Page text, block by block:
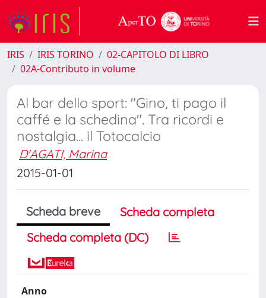
IRIS IRIS TORINO
02-CAPITOLO DI LIBRO
02A-Contributo in volume
Al bar dello sport: "Gino, ti pago il
caffé e la schedina". Tra ricordi e
nostalgia... il Totocalcio
D'AGATI, Marina
2015-01-01
Scheda breve
Scheda completa
Scheda completa (DC)
Anno